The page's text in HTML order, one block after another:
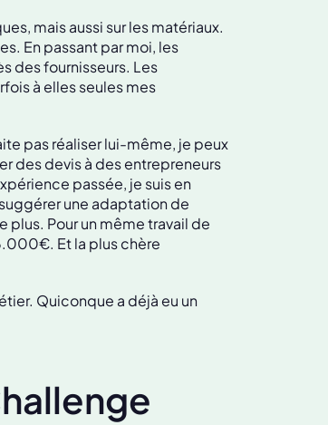
mais aussi sur les matériaux.
En passant par moi, les
des fournisseurs. Les
à elles seules mes
pas réaliser lui-même, je peux
des devis à des entrepreneurs
passée, je suis en
une adaptation de
Pour un même travail de
Et la plus chère
Quiconque a déjà eu un